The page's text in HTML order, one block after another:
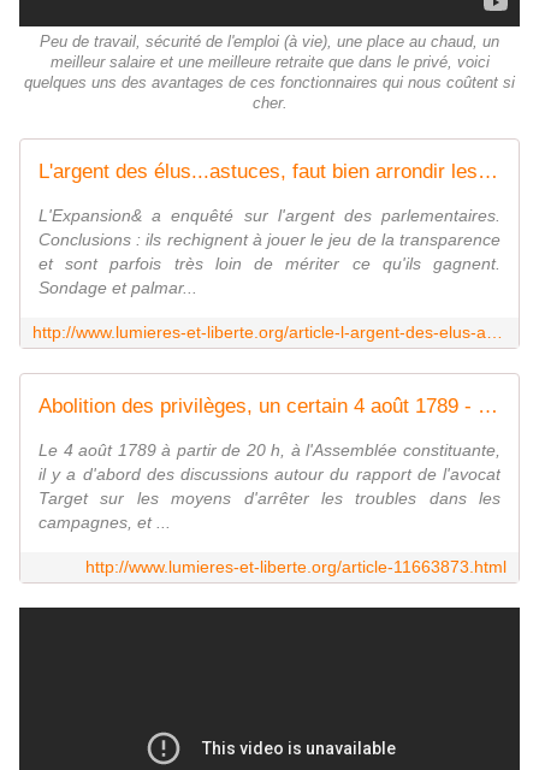
Peu de travail, sécurité de l'emploi (à vie), une place au chaud, un
meilleur salaire et une meilleure retraite que dans le privé, voici
quelques uns des avantages de ces fonctionnaires qui nous coûtent si
cher.
L'argent des élus...astuces, faut bien arrondir les fins de mois difficile!! - Lumières et Liberté
L'Expansion& a enquêté sur l'argent des parlementaires.
Conclusions : ils rechignent à jouer le jeu de la transparence
et sont parfois très loin de mériter ce qu'ils gagnent.
Sondage et palmar...
http://www.lumieres-et-liberte.org/article-l-argent-des-elus-astuces-faut-bien-arrondir-les-fins-de-mois-difficile-115537765.html
Abolition des privilèges, un certain 4 août 1789 - Lumières et Liberté
Le 4 août 1789 à partir de 20 h, à l'Assemblée constituante,
il y a d'abord des discussions autour du rapport de l'avocat
Target sur les moyens d'arrêter les troubles dans les
campagnes, et ...
http://www.lumieres-et-liberte.org/article-11663873.html